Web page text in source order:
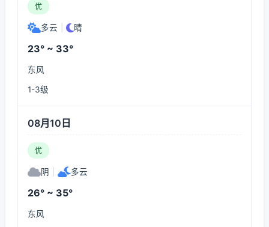
优
多云 晴
23° ~ 33°
东风
1-3级
08月10日
优
阴 多云
26° ~ 35°
东风